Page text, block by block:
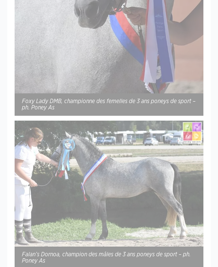
Foxy Lady DMB, championne des femelles de 3 ans poneys de sport –
ph. Poney As
Falan’s Dornoa, champion des mâles de 3 ans poneys de sport – ph.
Poney As